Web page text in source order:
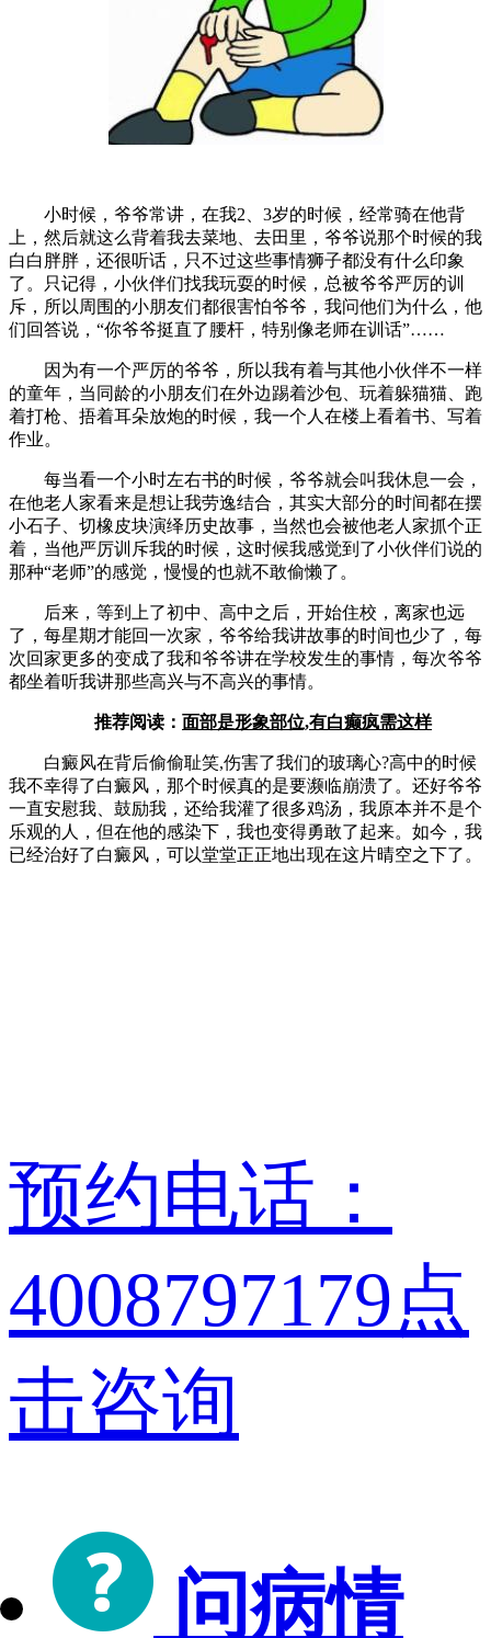
小时候，爷爷常讲，在我2、3岁的时候，经常骑在他背
上，然后就这么背着我去菜地、去田里，爷爷说那个时候的我
白白胖胖，还很听话，只不过这些事情狮子都没有什么印象
了。只记得，小伙伴们找我玩耍的时候，总被爷爷严厉的训
斥，所以周围的小朋友们都很害怕爷爷，我问他们为什么，他
们回答说，“你爷爷挺直了腰杆，特别像老师在训话”……
因为有一个严厉的爷爷，所以我有着与其他小伙伴不一样
的童年，当同龄的小朋友们在外边踢着沙包、玩着躲猫猫、跑
着打枪、捂着耳朵放炮的时候，我一个人在楼上看着书、写着
作业。
每当看一个小时左右书的时候，爷爷就会叫我休息一会，
在他老人家看来是想让我劳逸结合，其实大部分的时间都在摆
小石子、切橡皮块演绎历史故事，当然也会被他老人家抓个正
着，当他严厉训斥我的时候，这时候我感觉到了小伙伴们说的
那种“老师”的感觉，慢慢的也就不敢偷懒了。
后来，等到上了初中、高中之后，开始住校，离家也远
了，每星期才能回一次家，爷爷给我讲故事的时间也少了，每
次回家更多的变成了我和爷爷讲在学校发生的事情，每次爷爷
都坐着听我讲那些高兴与不高兴的事情。
推荐阅读： 面部是形象部位,有白癫疯需这样
白癜风在背后偷偷耻笑,伤害了我们的玻璃心?高中的时候
我不幸得了白癜风，那个时候真的是要濒临崩溃了。还好爷爷
一直安慰我、鼓励我，还给我灌了很多鸡汤，我原本并不是个
乐观的人，但在他的感染下，我也变得勇敢了起来。如今，我
已经治好了白癜风，可以堂堂正正地出现在这片晴空之下了。
预约电话：
4008797179点
击咨询
问病情